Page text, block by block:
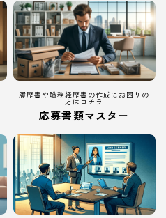
履歴書や職務経歴書の作成にお困りの
方はコチラ
応募書類マスター